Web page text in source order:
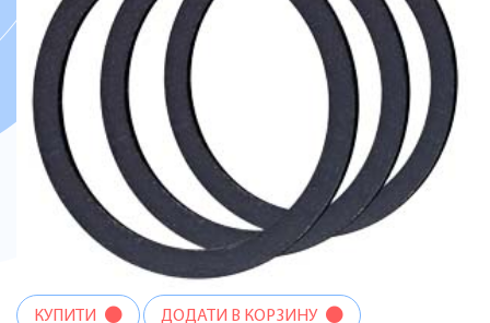
КУПИТИ ДОДАТИ В КОРЗИНУ